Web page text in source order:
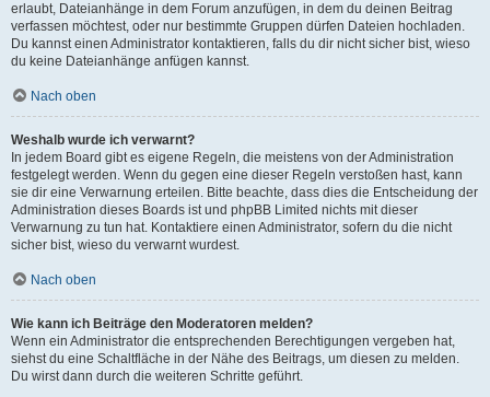
erlaubt, Dateianhänge in dem Forum anzufügen, in dem du deinen Beitrag
verfassen möchtest, oder nur bestimmte Gruppen dürfen Dateien hochladen.
Du kannst einen Administrator kontaktieren, falls du dir nicht sicher bist, wieso
du keine Dateianhänge anfügen kannst.
Nach oben
Weshalb wurde ich verwarnt?
In jedem Board gibt es eigene Regeln, die meistens von der Administration
festgelegt werden. Wenn du gegen eine dieser Regeln verstoßen hast, kann
sie dir eine Verwarnung erteilen. Bitte beachte, dass dies die Entscheidung der
Administration dieses Boards ist und phpBB Limited nichts mit dieser
Verwarnung zu tun hat. Kontaktiere einen Administrator, sofern du die nicht
sicher bist, wieso du verwarnt wurdest.
Nach oben
Wie kann ich Beiträge den Moderatoren melden?
Wenn ein Administrator die entsprechenden Berechtigungen vergeben hat,
siehst du eine Schaltfläche in der Nähe des Beitrags, um diesen zu melden.
Du wirst dann durch die weiteren Schritte geführt.